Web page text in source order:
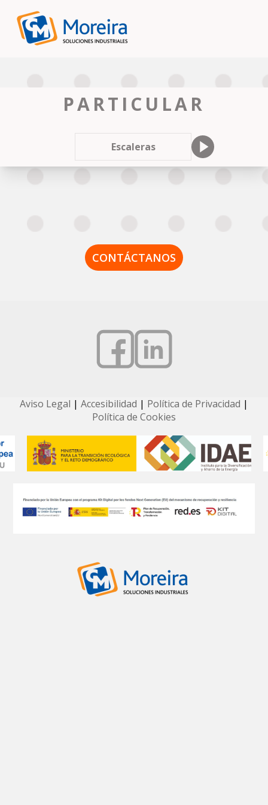
PARTICULAR
Escaleras Carpintería de
CONTÁCTANOS
Aviso Legal | Accesibilidad | Política de Privacidad |
Política de Cookies